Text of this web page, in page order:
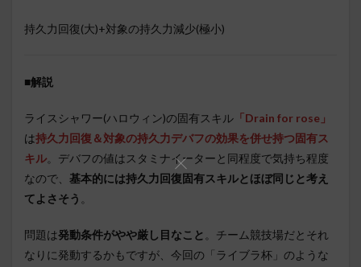
持久力回復(大)+対象の持久力減少(極小)
■解説
ライスシャワー(ハロウィン)の固有スキル 「Drain for rose」
は持久力回復＆対象の持久力デバフの効果を併せ持つ固有ス
キル。デバフの値はスタミナイーターと同程度で気持ち程度
なので、 基本的には持久力回復固有スキルとほぼ同じと考え
てよさそう 。
問題は発動条件がやや厳し目なこと 。チーム競技場だとそれ
なりに発動するかもですが、今回の「ライブラ杯」のような